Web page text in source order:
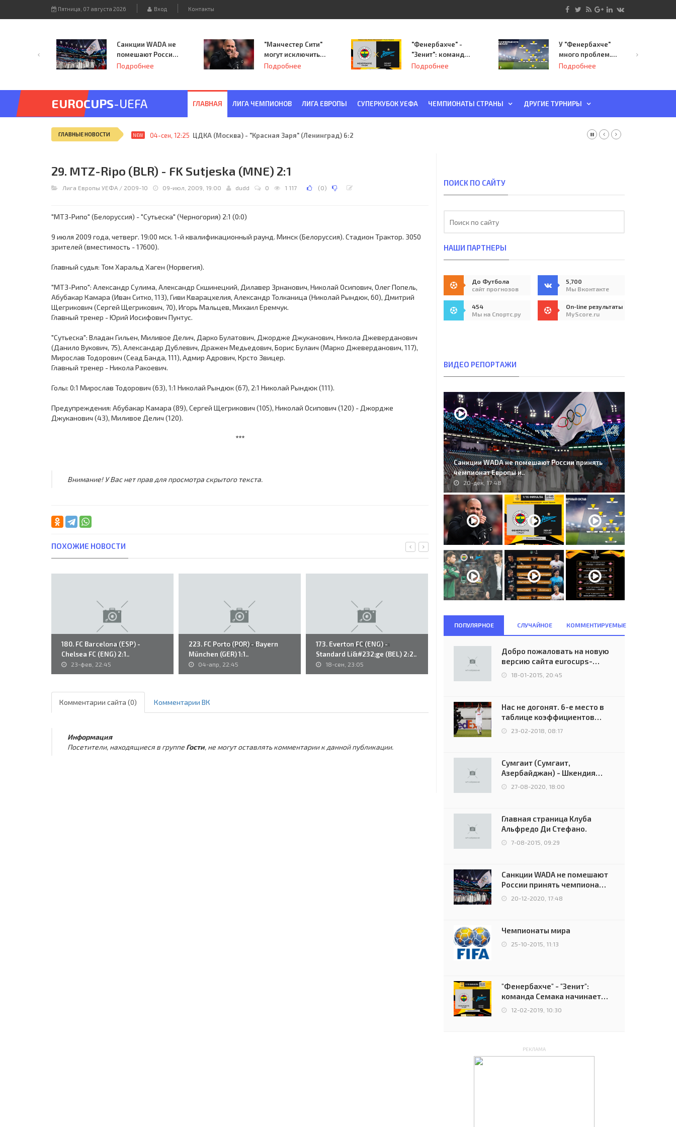
Пятница, 07 августа 2026 Вход Контакты
Санкции WADA не
помешают России
принять
Подробнее
"Манчестер Сити"
могут исключить
из Лиги
Подробнее
"Фенербахче" -
"Зенит": команда
Семака начинает
Подробнее
У "Фенербахче"
много проблем.
Но он опасен для
Подробнее
EUROCUPS-UEFA ГЛАВНАЯ ЛИГА ЧЕМПИОНОВ ЛИГА ЕВРОПЫ СУПЕРКУБОК УЕФА ЧЕМПИОНАТЫ СТРАНЫ ДРУГИЕ ТУРНИРЫ
ГЛАВНЫЕ НОВОСТИ NEW 04-сен, 12:25 ЦДКА (Москва) - "Красная Заря" (Ленинград) 6:2
29. MTZ-Ripo (BLR) - FK Sutjeska (MNE) 2:1
Лига Европы УЕФА / 2009-10 09-июл, 2009, 19:00 dudd 0 1 117 (0)
"МТЗ-Рипо" (Белоруссия) - "Сутьеска" (Черногория) 2:1 (0:0)
9 июля 2009 года, четверг. 19:00 мск. 1-й квалификационный раунд. Минск (Белоруссия). Стадион Трактор. 3050
зрителей (вместимость - 17600).
Главный судья: Том Харальд Хаген (Норвегия).
"МТЗ-Рипо": Александр Сулима, Александр Скшинецкий, Дилавер Зрнанович, Николай Осипович, Олег Попель,
Абубакар Камара (Иван Ситко, 113), Гиви Кварацхелия, Александр Толканица (Николай Рындюк, 60), Дмитрий
Щегрикович (Сергей Щегрикович, 70), Игорь Мальцев, Михаил Еремчук.
Главный тренер - Юрий Иосифович Пунтус.
"Сутьеска": Владан Гильен, Миливое Делич, Дарко Булатович, Джордже Джуканович, Никола Джеверданович
(Данило Вукович, 75), Александар Дублевич, Дражен Медьедович, Борис Булаич (Марко Джеверданович, 117),
Мирослав Тодорович (Сеад Банда, 111), Адмир Адрович, Крсто Звицер.
Главный тренер - Никола Ракоевич.
Голы: 0:1 Мирослав Тодорович (63), 1:1 Николай Рындюк (67), 2:1 Николай Рындюк (111).
Предупреждения: Абубакар Камара (89), Сергей Щегрикович (105), Николай Осипович (120) - Джордже
Джуканович (43), Миливое Делич (120).
***
Внимание! У Вас нет прав для просмотра скрытого текста.
ПОХОЖИЕ НОВОСТИ
180. FC Barcelona (ESP) -
Chelsea FC (ENG) 2:1..
23-фев, 22:45
223. FC Porto (POR) - Bayern
München (GER) 1:1..
04-апр, 22:45
173. Everton FC (ENG) -
Standard Li&#232;ge (BEL) 2:2..
18-сен, 23:05
Brøndby IF (DEN) 0:1..
31-окт, 23:00
Saint-Étienne Loire (FRA)..
02-окт, 17:15
Комментарии сайта (0) Комментарии ВК
Информация
Посетители, находящиеся в группе Гости, не могут оставлять комментарии к данной публикации.
ПОИСК ПО САЙТУ
НАШИ ПАРТНЕРЫ
До Футбола
сайт прогнозов
5,700
Мы Вконтакте
454
Мы на Спортс.ру
On-line результаты
MyScore.ru
ВИДЕО РЕПОРТАЖИ
Санкции WADA не помешают России принять
чемпионат Европы и..
20-дек, 17:48
ПОПУЛЯРНОЕ СЛУЧАЙНОЕ КОММЕНТИРУЕМЫЕ
Добро пожаловать на новую
версию сайта eurocups-
uefa.ru
18-01-2015, 20:45
Нас не догонят. 6-е место в
таблице коэффициентов
УЕФА остаётся за Россией
23-02-2018, 08:17
Сумгаит (Сумгаит,
Азербайджан) - Шкендия
(Тетово, Северная
Македония) - 0:2 (0:0)
27-08-2020, 18:00
Главная страница Клуба
Альфредо Ди Стефано.
7-08-2015, 09:29
Санкции WADA не помешают
России принять чемпионат
Европы и финал Лиги
чемпионов.
20-12-2020, 17:48
Чемпионаты мира
25-10-2015, 11:13
"Фенербахче" - "Зенит":
команда Семака начинает
путь в плей-офф Лиги
12-02-2019, 10:30
РЕКЛАМА